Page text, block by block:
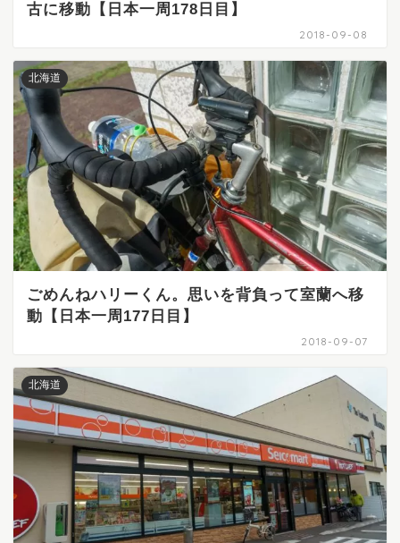
古に移動【日本一周178日目】
2018-09-08
北海道
ごめんねハリーくん。思いを背負って室蘭へ移
動【日本一周177日目】
2018-09-07
北海道